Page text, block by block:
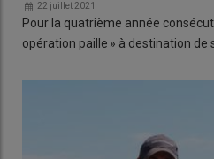
22 juillet 2021
Pour la quatrième année
opération paille » à destination de